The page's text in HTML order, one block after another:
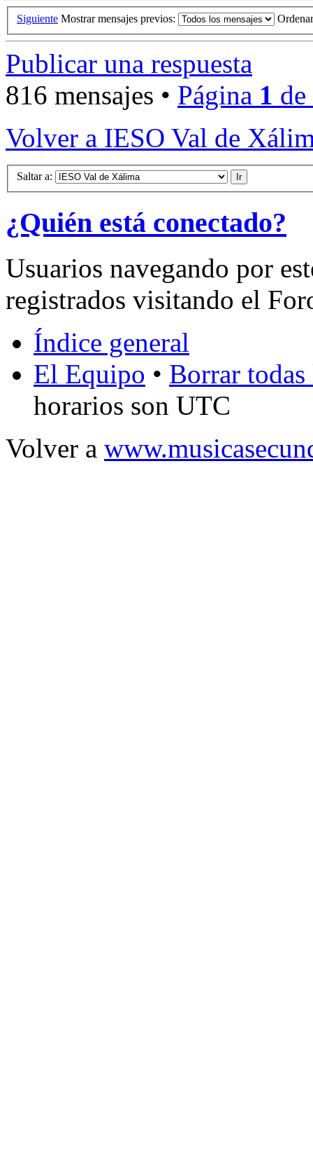
Siguiente Mostrar mensajes previos:
Publicar una respuesta
816 mensajes • Página 1 de
Volver a IESO Val de
Saltar a:
¿Quién está conectado?
Usuarios navegando por
registrados visitando el
Índice general
El Equipo • Borrar
horarios son UTC
Volver a